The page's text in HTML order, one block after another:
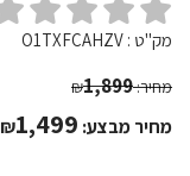
מק"ט : O1TXFCAHZV
מחיר: ₪1,899
מחיר מבצע: ₪1,499